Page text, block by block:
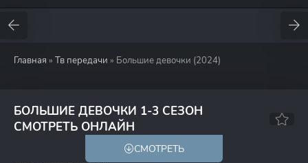
Главная » Тв передачи » Большие девочки (2024)
БОЛЬШИЕ ДЕВОЧКИ 1-3 СЕЗОН
СМОТРЕТЬ ОНЛАЙН
6.8
СМОТРЕТЬ